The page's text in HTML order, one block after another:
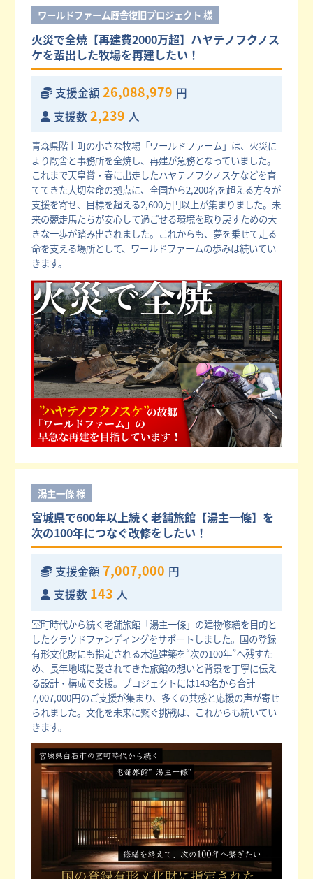
ワールドファーム厩舎復旧プロジェクト 様
火災で全焼【再建費2000万超】ハヤテノフクノス
ケを輩出した牧場を再建したい！
支援金額 26,088,979 円
支援数 2,239 人
青森県階上町の小さな牧場「ワールドファーム」は、火災に
より厩舎と事務所を全焼し、再建が急務となっていました。
これまで天皇賞・春に出走したハヤテノフクノスケなどを育
ててきた大切な命の拠点に、全国から2,200名を超える方々が
支援を寄せ、目標を超える2,600万円以上が集まりました。未
来の競走馬たちが安心して過ごせる環境を取り戻すための大
きな一歩が踏み出されました。これからも、夢を乗せて走る
命を支える場所として、ワールドファームの歩みは続いてい
きます。
湯主一條 様
宮城県で600年以上続く老舗旅館【湯主一條】を
次の100年につなぐ改修をしたい！
支援金額 7,007,000 円
支援数 143 人
室町時代から続く老舗旅館「湯主一條」の建物修繕を目的と
したクラウドファンディングをサポートしました。国の登録
有形文化財にも指定される木造建築を“次の100年”へ残すた
め、長年地域に愛されてきた旅館の想いと背景を丁寧に伝え
る設計・構成で支援。プロジェクトには143名から合計
7,007,000円のご支援が集まり、多くの共感と応援の声が寄せ
られました。文化を未来に繋ぐ挑戦は、これからも続いてい
きます。